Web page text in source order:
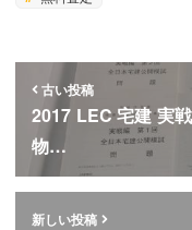
古い投稿
2017 LEC 宅建 実
物…
新しい投稿